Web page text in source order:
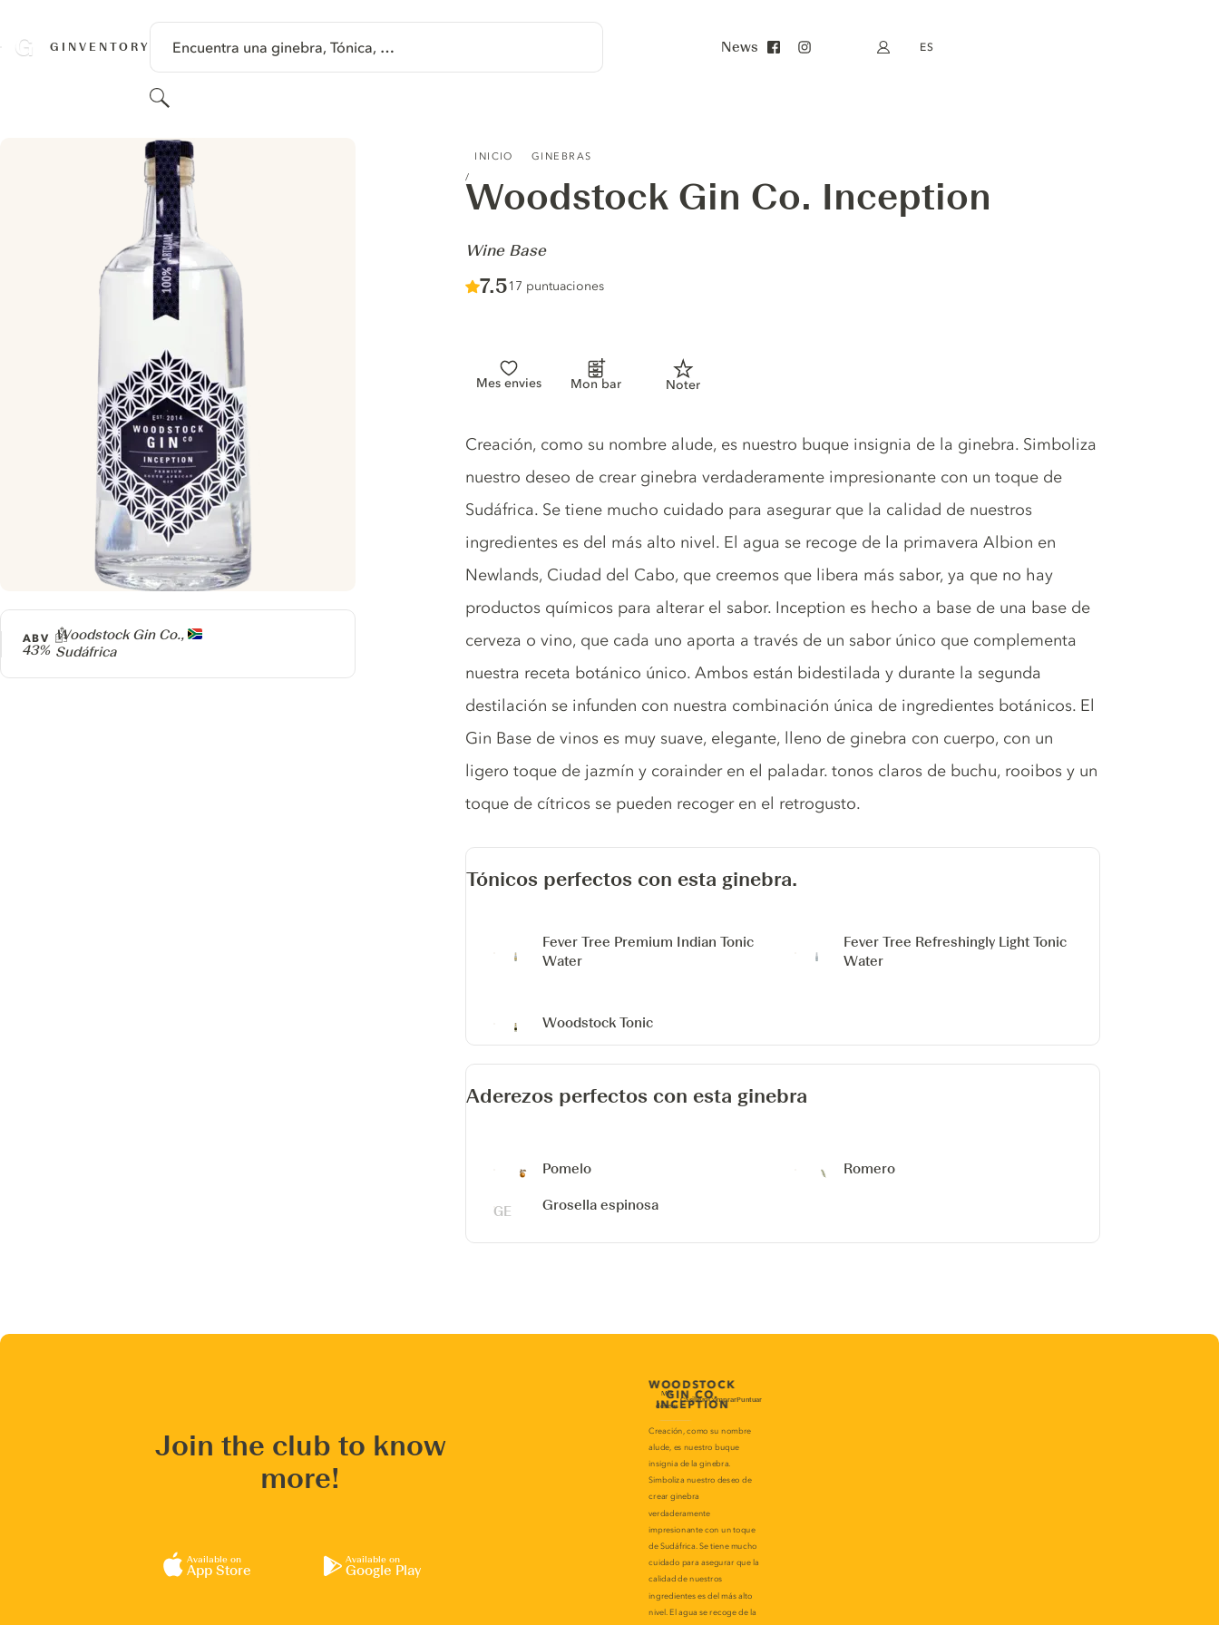
GINVENTORY Encuentra una ginebra, Tónica, …
Buscar
News Mi cuenta
ES
INICIO GINEBRAS
Woodstock Gin Co. Inception
-
Wine Base
Score :
7.5/ 10
17 puntuaciones
Mes envies Mon bar Noter
Producer
Woodstock Gin Co.,
Sudáfrica
ABV
43%
Gin description
Creación, como su nombre alude, es nuestro buque insignia de la ginebra. Simboliza
nuestro deseo de crear ginebra verdaderamente impresionante con un toque de
Sudáfrica. Se tiene mucho cuidado para asegurar que la calidad de nuestros
ingredientes es del más alto nivel. El agua se recoge de la primavera Albion en
Newlands, Ciudad del Cabo, que creemos que libera más sabor, ya que no hay
productos químicos para alterar el sabor. Inception es hecho a base de una base de
cerveza o vino, que cada uno aporta a través de un sabor único que complementa
nuestra receta botánico único. Ambos están bidestilada y durante la segunda
destilación se infunden con nuestra combinación única de ingredientes botánicos. El
Gin Base de vinos es muy suave, elegante, lleno de ginebra con cuerpo, con un
ligero toque de jazmín y corainder en el paladar. tonos claros de buchu, rooibos y un
toque de cítricos se pueden recoger en el retrogusto.
Tónicos perfectos con esta ginebra.
Fever Tree Premium Indian Tonic
Water
Fever Tree Refreshingly Light Tonic
Water
Woodstock Tonic
Aderezos perfectos con esta ginebra
Pomelo Romero
Grosella espinosa
Join the club to know
more!
Available on
App Store
Available on
Google Play